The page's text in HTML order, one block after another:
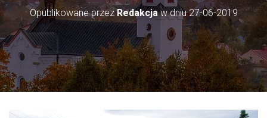
I
G
A
J
Opublikowane przezRedakcjaw dniu27-06-2019